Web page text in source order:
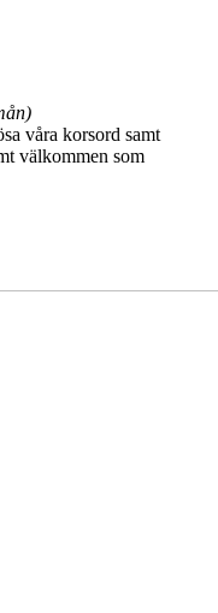
våra korsord samt
välkommen som